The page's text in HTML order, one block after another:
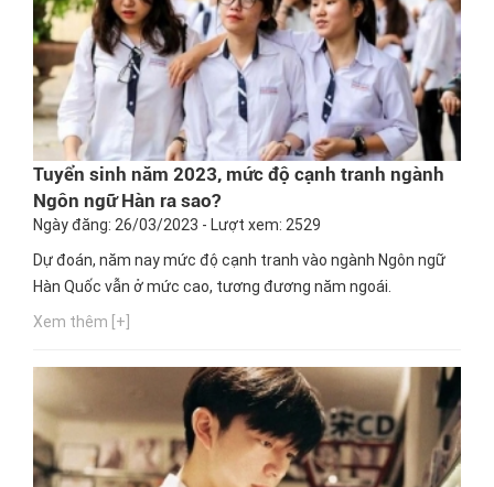
Tuyển sinh năm 2023, mức độ cạnh tranh ngành
Ngôn ngữ Hàn ra sao?
Ngày đăng: 26/03/2023 - Lượt xem: 2529
Dự đoán, năm nay mức độ cạnh tranh vào ngành Ngôn ngữ
Hàn Quốc vẫn ở mức cao, tương đương năm ngoái.
Xem thêm [+]